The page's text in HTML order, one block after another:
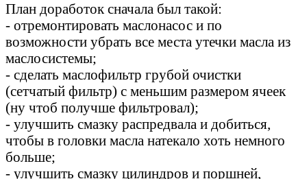
План доработок сначала был такой:
- отремонтировать маслонасос и по
возможности убрать все места утечки масла из
маслосистемы;
- сделать маслофильтр грубой очистки
(сетчатый фильтр) с меньшим размером ячеек
(ну чтоб получше фильтровал);
- улучшить смазку распредвала и добиться,
чтобы в головки масла натекало хоть немного
больше;
- улучшить смазку цилиндров и поршней,